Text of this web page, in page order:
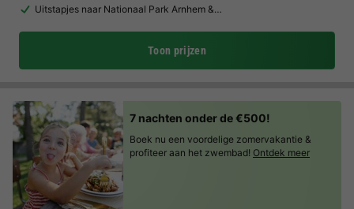
Uitstapjes naar Nationaal Park Arnhem &…
Toon prijzen
7 nachten onder de €500!
Boek nu een voordelige zomervakantie &
profiteer aan het zwembad! Ontdek meer